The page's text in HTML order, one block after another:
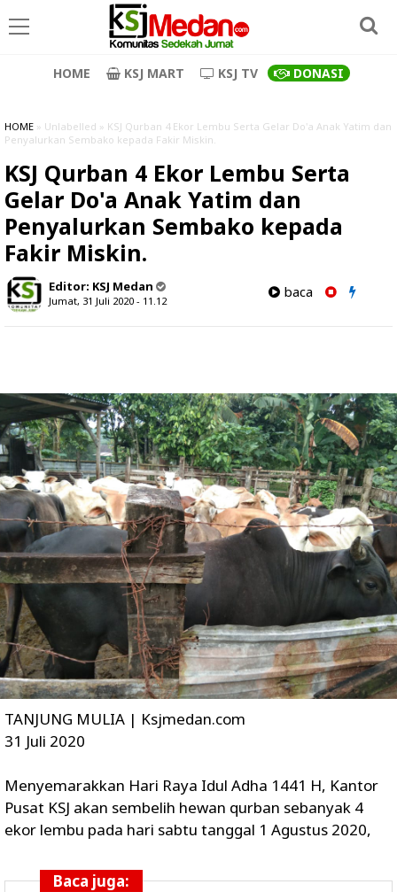
HOME KSJ MART KSJ TV DONASI
HOME » Unlabelled » KSJ Qurban 4 Ekor Lembu Serta Gelar Do'a Anak Yatim dan
Penyalurkan Sembako kepada Fakir Miskin.
KSJ Qurban 4 Ekor Lembu Serta
Gelar Do'a Anak Yatim dan
Penyalurkan Sembako kepada
Fakir Miskin.
Editor: KSJ Medan
Jumat, 31 Juli 2020 - 11.12
baca
TANJUNG MULIA | Ksjmedan.com
31 Juli 2020
Menyemarakkan Hari Raya Idul Adha 1441 H, Kantor
Pusat KSJ akan sembelih hewan qurban sebanyak 4
ekor lembu pada hari sabtu tanggal 1 Agustus 2020,
Baca juga: